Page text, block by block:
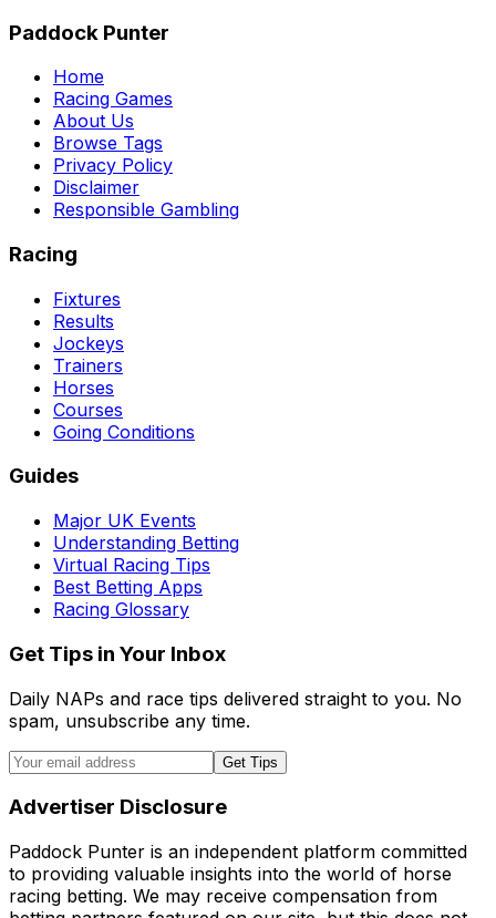
Paddock Punter
Home
Racing Games
About Us
Browse Tags
Privacy Policy
Disclaimer
Responsible Gambling
Racing
Fixtures
Results
Jockeys
Trainers
Horses
Courses
Going Conditions
Guides
Major UK Events
Understanding Betting
Virtual Racing Tips
Best Betting Apps
Racing Glossary
Get Tips in Your Inbox
Daily NAPs and race tips delivered straight to you. No
spam, unsubscribe any time.
Get Tips
Advertiser Disclosure
Paddock Punter is an independent platform committed
to providing valuable insights into the world of horse
racing betting. We may receive compensation from